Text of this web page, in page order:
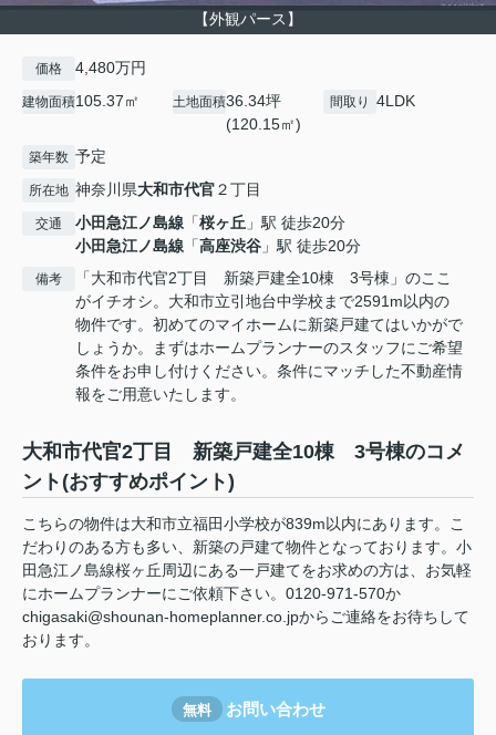
【外観パース】
価格 4,480万円
建物面積105.37㎡ 土地面積36.34坪
(120.15㎡)
間取り 4LDK
築年数 予定
所在地 神奈川県大和市代官２丁目
交通 小田急江ノ島線 「桜ヶ丘 」駅 徒歩20分
小田急江ノ島線 「高座渋谷 」駅 徒歩20分
備考
「大和市代官2丁目 新築戸建全10棟 3号棟」のここ
がイチオシ。大和市立引地台中学校まで2591m以内の
物件です。初めてのマイホームに新築戸建てはいかがで
しょうか。まずはホームプランナーのスタッフにご希望
条件をお申し付けください。条件にマッチした不動産情
報をご用意いたします。
大和市代官2丁目 新築戸建全10棟 3号棟のコメ
ント(おすすめポイント)
こちらの物件は大和市立福田小学校が839m以内にあります。こ
だわりのある方も多い、新築の戸建て物件となっております。小
田急江ノ島線桜ヶ丘周辺にある一戸建てをお求めの方は、お気軽
にホームプランナーにご依頼下さい。0120-971-570か
chigasaki@shounan-homeplanner.co.jpからご連絡をお待ちして
おります。
無料 お問い合わせ